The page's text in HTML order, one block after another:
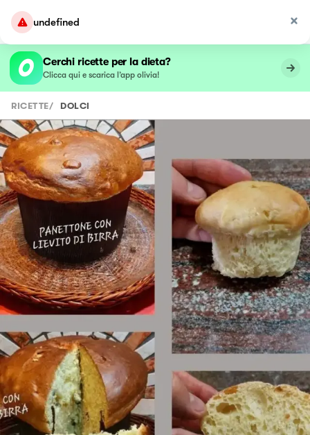
undefined
Cerchi ricette per la dieta?
Clicca qui e scarica l’app olivia!
RICETTE/ DOLCI